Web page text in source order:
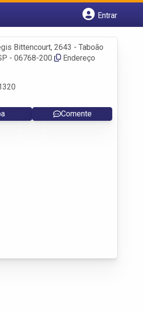
Entrar
Bittencourt, 2643 - Taboão
- 06768-200
Endereço
Comente